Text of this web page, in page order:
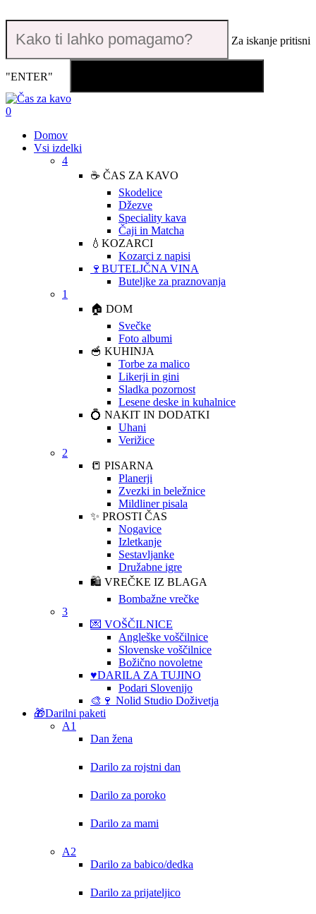
to
main
Za iskanje pritisni
"ENTER"
Close
Search
search
account
0
Domov
Vsi izdelki
4
☕ ČAS ZA KAVO
Skodelice
Džezve
Speciality kava
Čaji in Matcha
💧KOZARCI
Kozarci z napisi
🍷BUTELJČNA VINA
Buteljke za praznovanja
1
🏠 DOM
Svečke
Foto albumi
🥣 KUHINJA
Torbe za malico
Likerji in gini
Sladka pozornost
Lesene deske in kuhalnice
💍 NAKIT IN DODATKI
Uhani
Verižice
2
📒 PISARNA
Planerji
Zvezki in beležnice
Mildliner pisala
✨ PROSTI ČAS
Nogavice
Izletkanje
Sestavljanke
Družabne igre
🛍️ VREČKE IZ BLAGA
Bombažne vrečke
3
💌 VOŠČILNICE
Angleške voščilnice
Slovenske voščilnice
Božično novoletne
♥️DARILA ZA TUJINO
Podari Slovenijo
🎨🍷 Nolid Studio Doživetja
🎁Darilni paketi
A1
Dan žena
Darilo za rojstni dan
Darilo za poroko
Darilo za mami
A2
Darilo za babico/dedka
Darilo za prijateljico